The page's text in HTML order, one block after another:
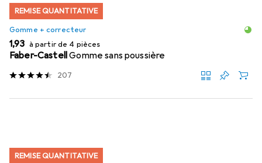
REMISE QUANTITATIVE
Gomme + correcteur
EUR
1,93 à partir de 4 pièces
Faber-CastellGomme sans poussière
207
REMISE QUANTITATIVE